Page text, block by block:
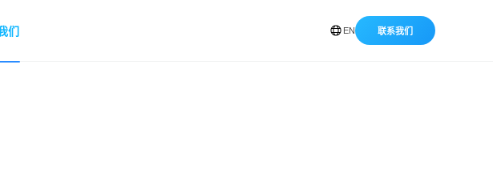
们 EN 联系我们